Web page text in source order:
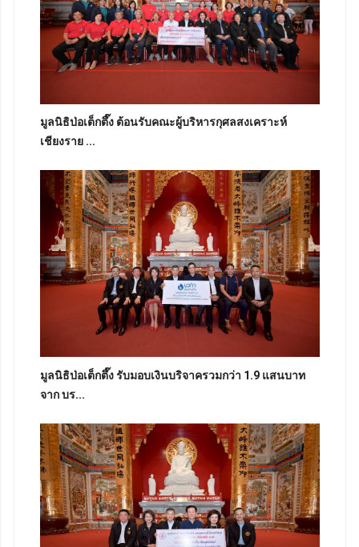
มูลนิธิป่อเต็กตึ๊ง ต้อนรับคณะผู้บริหารกุศลสงเคราะห์
เชียงราย ...
มูลนิธิป่อเต็กตึ๊ง รับมอบเงินบริจาครวมกว่า 1.9 แสนบาท
จาก บร...